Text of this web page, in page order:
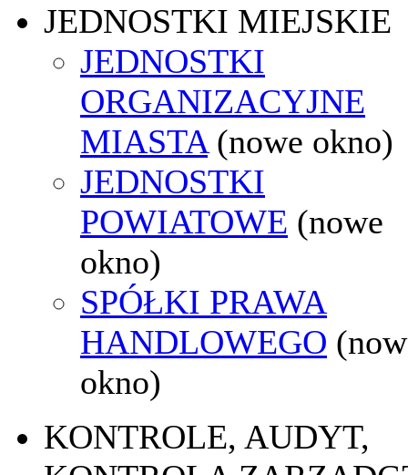
JEDNOSTKI MIEJSKIE
JEDNOSTKI
ORGANIZACYJNE
MIASTA (nowe okno)
JEDNOSTKI
POWIATOWE (nowe
okno)
SPÓŁKI PRAWA
HANDLOWEGO
okno)
KONTROLE, AUDYT,